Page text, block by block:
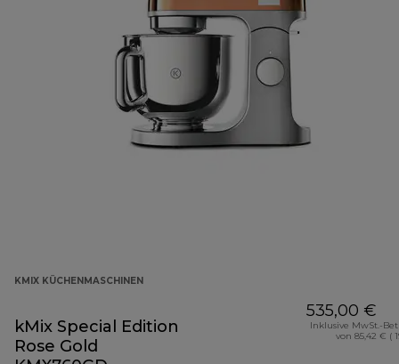
KMIX KÜCHENMASCHINEN
kMix Special Edition
Rose Gold
535,00 €
Inklusive MwSt.-
von 85,42 € (